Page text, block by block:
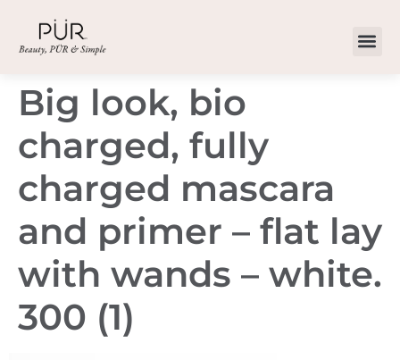
Big look, bio
charged, fully
charged mascara
and primer – flat lay
with wands – white.
300 (1)